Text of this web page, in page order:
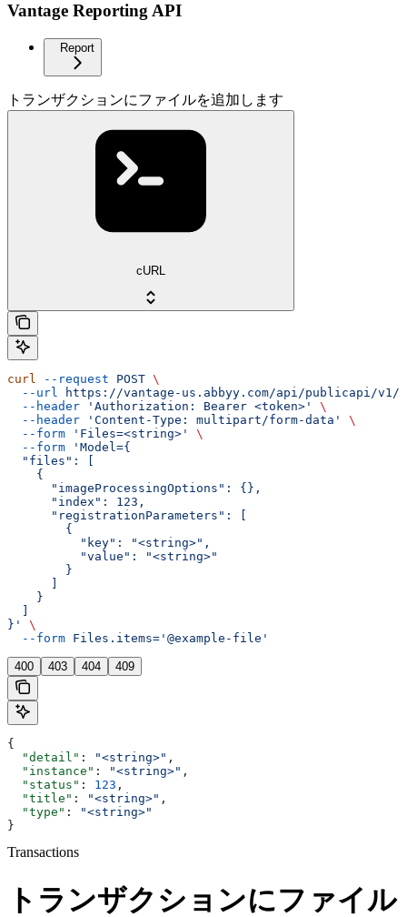
Vantage Reporting API
Report
トランザクションにファイルを追加します
cURL
curl --request POST \
  --url
https://vantage-us.abbyy.com/api/publicapi/
  --header
'Authorization: Bearer <token>'
\
  --header
'Content-Type: multipart/form-data'
\
  --form
'Files=<string>'
\
  --form
'Model={
  "files": [
    {
      "imageProcessingOptions": {},
      "index": 123,
      "registrationParameters": [
        {
          "key": "<string>",
          "value": "<string>"
        }
    }
}'
\
  --form
Files.items='@example-file'
400 403 404 409
{
  "detail"
: "<string>" ,
  "instance"
: "<string>" ,
  "status"
: 123 ,
  "title"
: "<string>" ,
  "type"
:
"<string>"
}
Transactions
トランザクションにファイル